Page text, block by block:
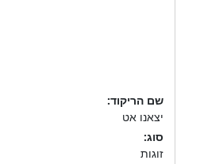
שם הריקוד:
יצאנו אט
סוג:
זוגות